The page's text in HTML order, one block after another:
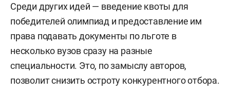
Среди других идей — введение квоты для
победителей олимпиад и предоставление им
права подавать документы по льготе в
несколько вузов сразу на разные
специальности. Это, по замыслу авторов,
позволит снизить остроту конкурентного отбора.